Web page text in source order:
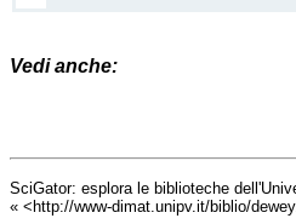
Vedi anche:
SciGator: esplora le biblioteche
« <http://www-dimat.unipv.it/biblio/